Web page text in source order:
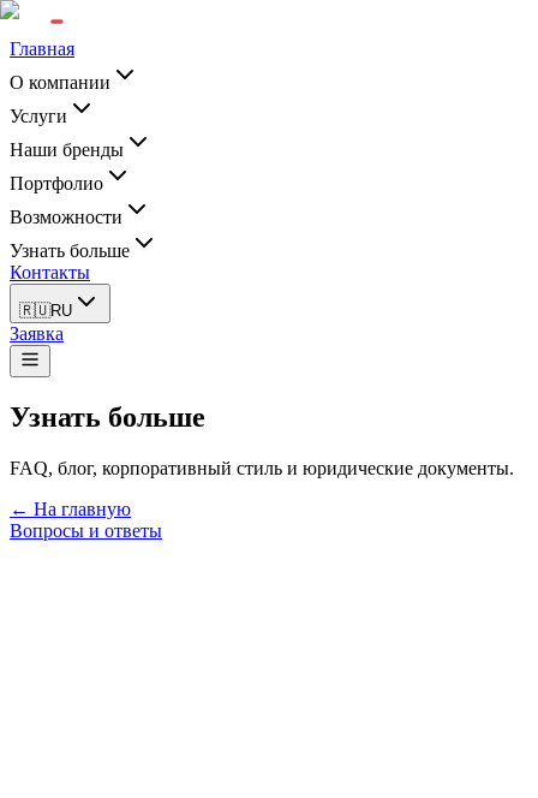
Главная
О компании
Услуги
Наши бренды
Портфолио
Возможности
Узнать больше
Контакты
🇷🇺RU
Заявка
Узнать больше
FAQ, блог, корпоративный стиль и юридические документы.
← На главную
Вопросы и ответы